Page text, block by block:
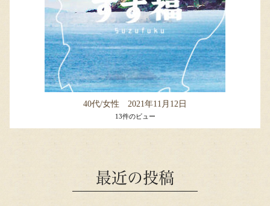
40代/女性 2021年11月12日
13件のビュー
最近の投稿